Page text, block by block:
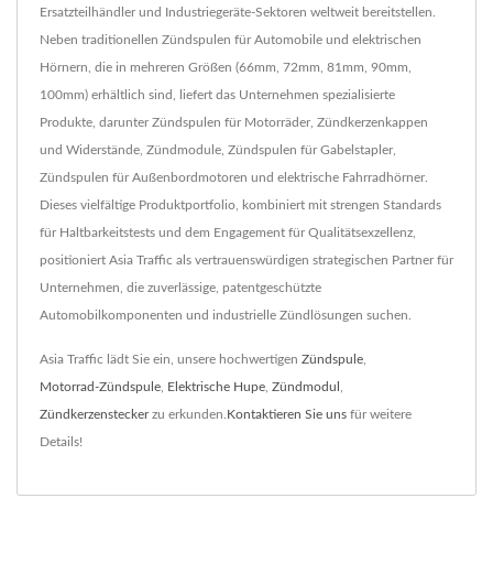
Ersatzteilhändler und Industriegeräte-Sektoren weltweit bereitstellen.
Neben traditionellen Zündspulen für Automobile und elektrischen
Hörnern, die in mehreren Größen (66mm, 72mm, 81mm, 90mm,
100mm) erhältlich sind, liefert das Unternehmen spezialisierte
Produkte, darunter Zündspulen für Motorräder, Zündkerzenkappen
und Widerstände, Zündmodule, Zündspulen für Gabelstapler,
Zündspulen für Außenbordmotoren und elektrische Fahrradhörner.
Dieses vielfältige Produktportfolio, kombiniert mit strengen Standards
für Haltbarkeitstests und dem Engagement für Qualitätsexzellenz,
positioniert Asia Traffic als vertrauenswürdigen strategischen Partner für
Unternehmen, die zuverlässige, patentgeschützte
Automobilkomponenten und industrielle Zündlösungen suchen.
Asia Traffic lädt Sie ein, unsere hochwertigen Zündspule,
Motorrad-Zündspule, Elektrische Hupe, Zündmodul ,
Zündkerzensteckerzu erkunden. Kontaktieren Sie uns für weitere
Details!